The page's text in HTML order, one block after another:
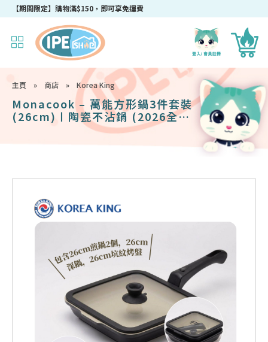
成為IPEshop會員，新會員即可獲得迎新$50購物優惠碼！
主頁 » 商店 » Korea King
Monacook – 萬能方形鍋3件套裝
(26cm)〡陶瓷不沾鍋 (2026全新
炭黑色) | 韓國製可拆式手柄鍋